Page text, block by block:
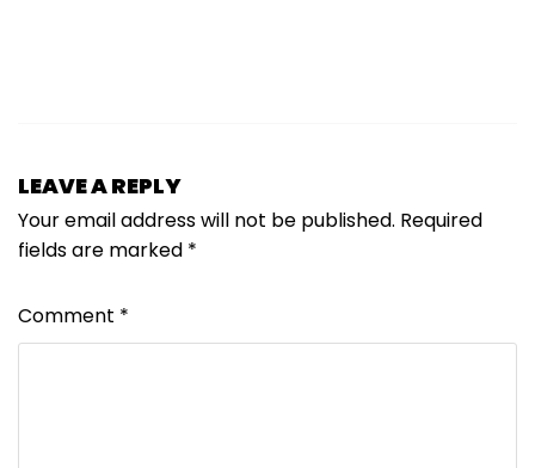
LEAVE A REPLY
Your email address will not be published. Required
fields are marked *
Comment *